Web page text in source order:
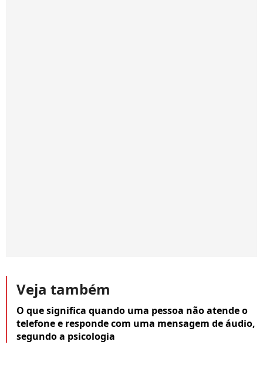
Veja também
O que significa quando uma pessoa não atende o
telefone e responde com uma mensagem de áudio,
segundo a psicologia